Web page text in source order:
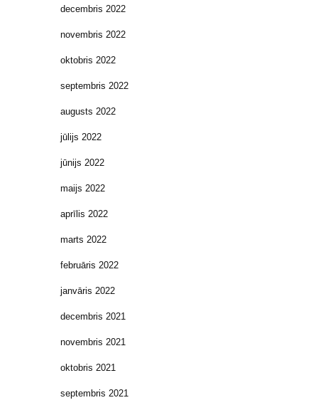
decembris 2022
novembris 2022
oktobris 2022
septembris 2022
augusts 2022
jūlijs 2022
jūnijs 2022
maijs 2022
aprīlis 2022
marts 2022
februāris 2022
janvāris 2022
decembris 2021
novembris 2021
oktobris 2021
septembris 2021